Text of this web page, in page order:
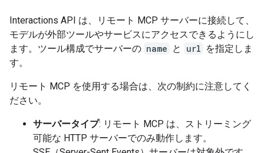
Interactions API は、リモート MCP サーバーに接続して、
モデルが外部ツールやサービスにアクセスできるようにし
ます。ツール構成でサーバーの name と url を指定しま
す。
リモート MCP を使用する場合は、次の制約に注意してく
ださい。
サーバータイプ: リモート MCP は、ストリーミング
可能な HTTP サーバーでのみ動作します。